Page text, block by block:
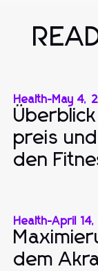
Health-May 4,
preis
den
Health-April
dem